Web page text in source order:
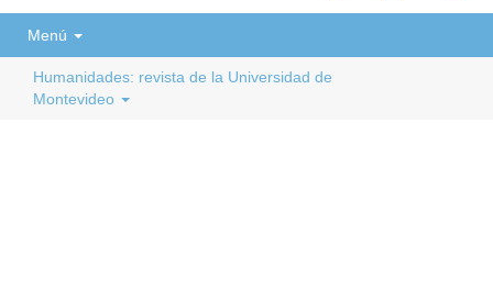
Menú
Humanidades: revista de la Universidad de
Montevideo